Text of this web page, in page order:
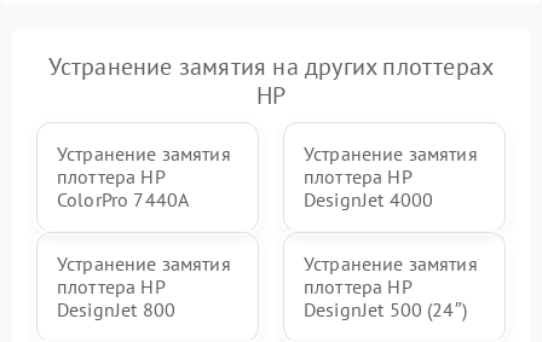
Устранение замятия на других плоттерах
HP
Устранение замятия
плоттера HP
ColorPro 7440A
Устранение замятия
плоттера HP
DesignJet 4000
Устранение замятия
плоттера HP
DesignJet 800
Устранение замятия
плоттера HP
DesignJet 500 (24″)